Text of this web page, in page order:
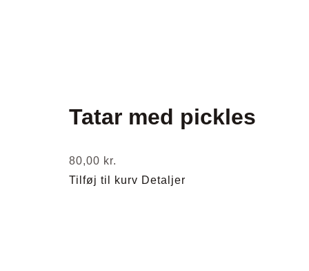
Tatar med pickles
80,00 kr.
Tilføj til kurv Detaljer